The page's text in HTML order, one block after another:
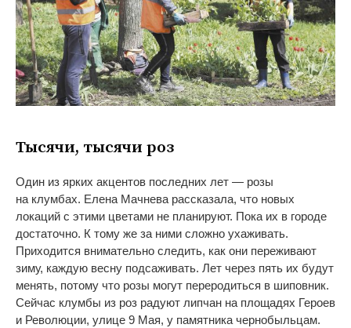
Тысячи, тысячи роз
Один из ярких акцентов последних лет —розы
на клумбах. Елена Мачнева рассказала, что новых
локаций с этими цветами не планируют. Пока их в городе
достаточно. К тому же за ними сложно ухаживать.
Приходится внимательно следить, как они переживают
зиму, каждую весну подсаживать. Лет через пять их будут
менять, потому что розы могут переродиться в шиповник.
Сейчас клумбы из роз радуют липчан на площадях Героев
и Революции, улице 9 Мая, у памятника чернобыльцам.